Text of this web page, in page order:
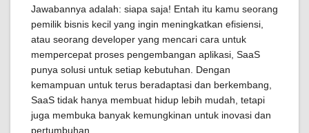
Jawabannya adalah: siapa saja! Entah itu kamu seorang
pemilik bisnis kecil yang ingin meningkatkan efisiensi,
atau seorang developer yang mencari cara untuk
mempercepat proses pengembangan aplikasi, SaaS
punya solusi untuk setiap kebutuhan. Dengan
kemampuan untuk terus beradaptasi dan berkembang,
SaaS tidak hanya membuat hidup lebih mudah, tetapi
juga membuka banyak kemungkinan untuk inovasi dan
pertumbuhan.